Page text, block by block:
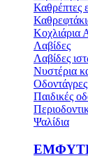
Καθρέπτες
Κοχλιάρια
Λαβίδες
Λαβίδες
Νυστέρια
Οδοντάγρες
Παιδικές
Ψαλίδια